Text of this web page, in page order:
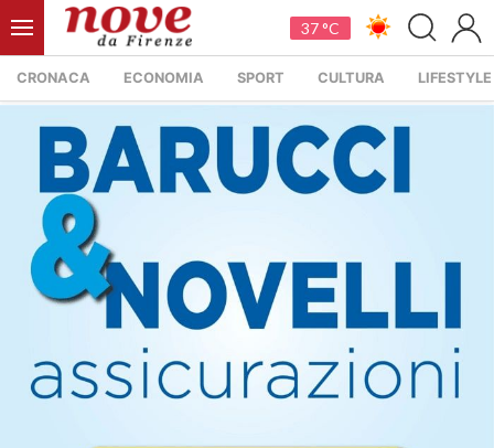
37 °C
CRONACA ECONOMIA SPORT CULTURA LIFESTYLE